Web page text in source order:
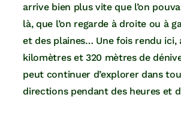
arrive bien plus vite que l’on
là, que l’on regarde à droite ou à
et des plaines… Une fois rendu ici,
kilomètres et 320 mètres de
peut continuer d’explorer dans
directions pendant des heures et